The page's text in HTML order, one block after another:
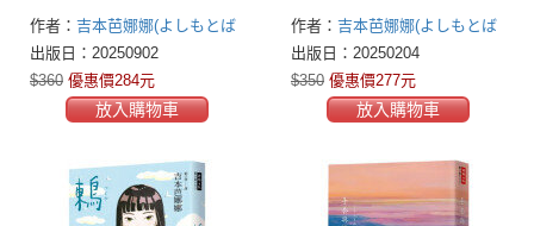
作者： 吉本芭娜娜(よしもとば
なな)
出版日：20250902
$360 優惠價284元
放入購物車
作者： 吉本芭娜娜(よしもとば
なな)
出版日：20250204
$350 優惠價277元
放入購物車